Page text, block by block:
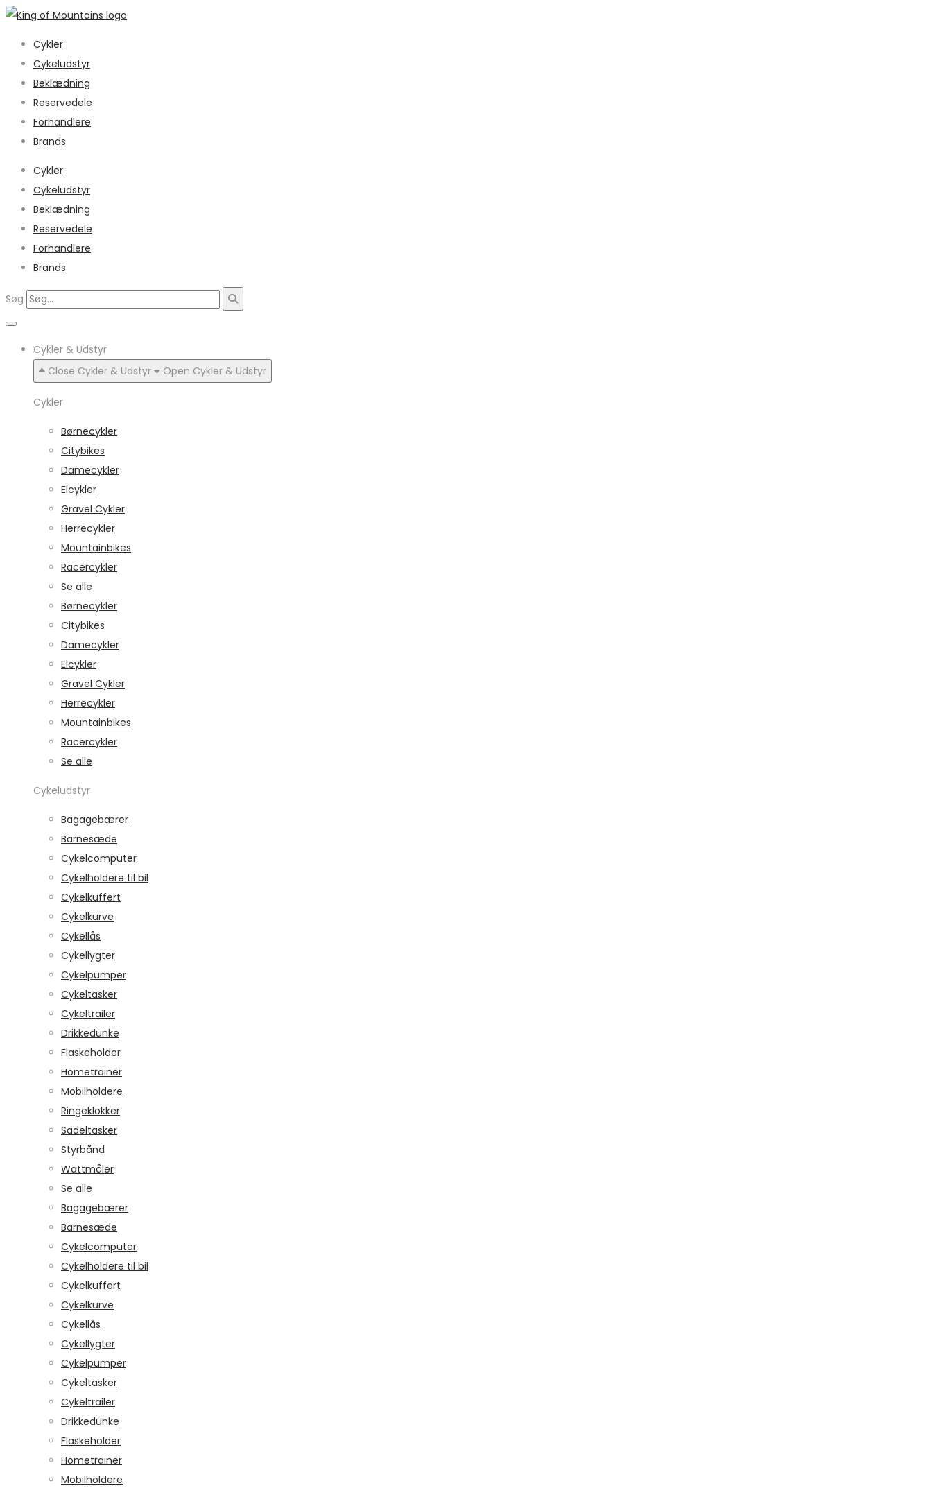
Cykler
Cykeludstyr
Beklædning
Reservedele
Forhandlere
Brands
Cykler
Cykeludstyr
Beklædning
Reservedele
Forhandlere
Brands
Søg
Cykler & Udstyr
Close Cykler & Udstyr
Open Cykler & Udstyr
Cykler
Børnecykler
Citybikes
Damecykler
Elcykler
Gravel Cykler
Herrecykler
Mountainbikes
Racercykler
Se alle
Børnecykler
Citybikes
Damecykler
Elcykler
Gravel Cykler
Herrecykler
Mountainbikes
Racercykler
Se alle
Cykeludstyr
Bagagebærer
Barnesæde
Cykelcomputer
Cykelholdere til bil
Cykelkuffert
Cykelkurve
Cykellås
Cykellygter
Cykelpumper
Cykeltasker
Cykeltrailer
Drikkedunke
Flaskeholder
Hometrainer
Mobilholdere
Ringeklokker
Sadeltasker
Styrbånd
Wattmåler
Se alle
Bagagebærer
Barnesæde
Cykelcomputer
Cykelholdere til bil
Cykelkuffert
Cykelkurve
Cykellås
Cykellygter
Cykelpumper
Cykeltasker
Cykeltrailer
Drikkedunke
Flaskeholder
Hometrainer
Mobilholdere